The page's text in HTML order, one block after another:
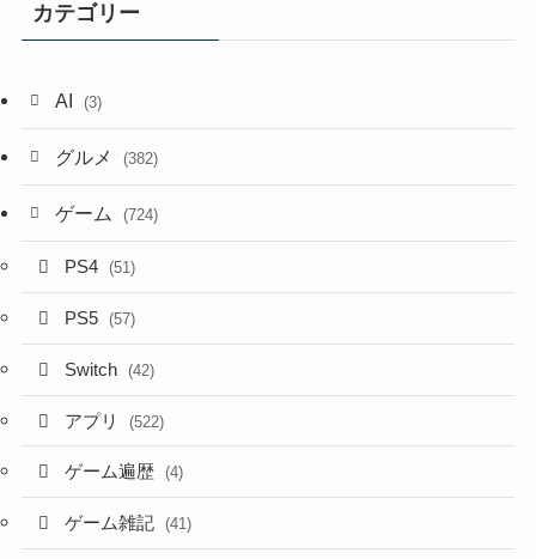
カテゴリー
AI (3)
グルメ (382)
ゲーム (724)
PS4 (51)
PS5 (57)
Switch (42)
アプリ (522)
ゲーム遍歴 (4)
ゲーム雑記 (41)